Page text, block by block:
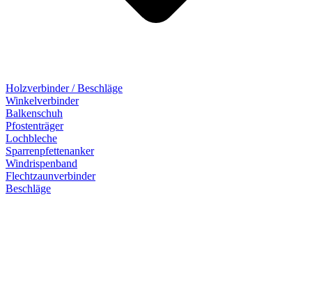
Holzverbinder / Beschläge
Winkelverbinder
Balkenschuh
Pfostenträger
Lochbleche
Sparrenpfettenanker
Windrispenband
Flechtzaunverbinder
Beschläge